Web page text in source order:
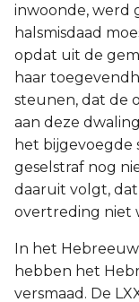
inwoonde, werd
halsmisdaad
opdat uit de
haar
steunen, dat de
aan deze
het bijgevoegde
geselstraf nog
daaruit volgt,
overtreding niet
In het
hebben het
versmaad. De